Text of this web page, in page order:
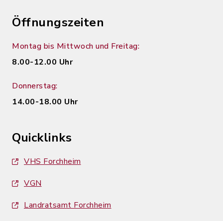
Öffnungszeiten
Montag bis Mittwoch und Freitag:
8.00-12.00 Uhr
Donnerstag:
14.00-18.00 Uhr
Quicklinks
VHS Forchheim
VGN
Landratsamt Forchheim